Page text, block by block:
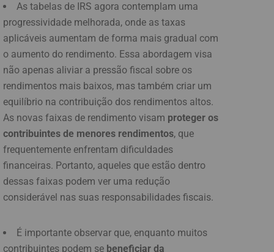
As tabelas de IRS agora contemplam uma
progressividade melhorada, onde as taxas
aplicáveis aumentam de forma mais gradual com
o aumento do rendimento. Essa abordagem visa
não apenas aliviar a pressão fiscal sobre os
rendimentos mais baixos, mas também criar um
equilíbrio na contribuição dos rendimentos altos.
As novas faixas de rendimento visam proteger os
contribuintes de menores rendimentos, que
frequentemente enfrentam dificuldades
financeiras. Portanto, aqueles que estão dentro
dessas faixas podem ver uma redução
considerável nas suas responsabilidades fiscais.
É importante observar que, enquanto muitos
contribuintes podem se beneficiar da